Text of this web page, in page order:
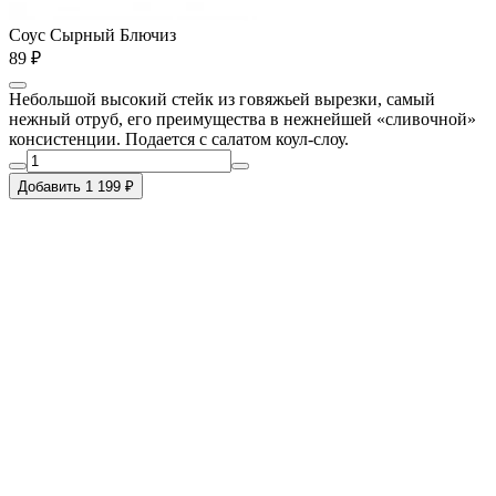
Соус Сырный Блючиз
89 ₽
Небольшой высокий стейк из говяжьей вырезки, самый
нежный отруб, его преимущества в нежнейшей «сливочной»
консистенции. Подается с салатом коул-слоу.
Добавить 1 199 ₽